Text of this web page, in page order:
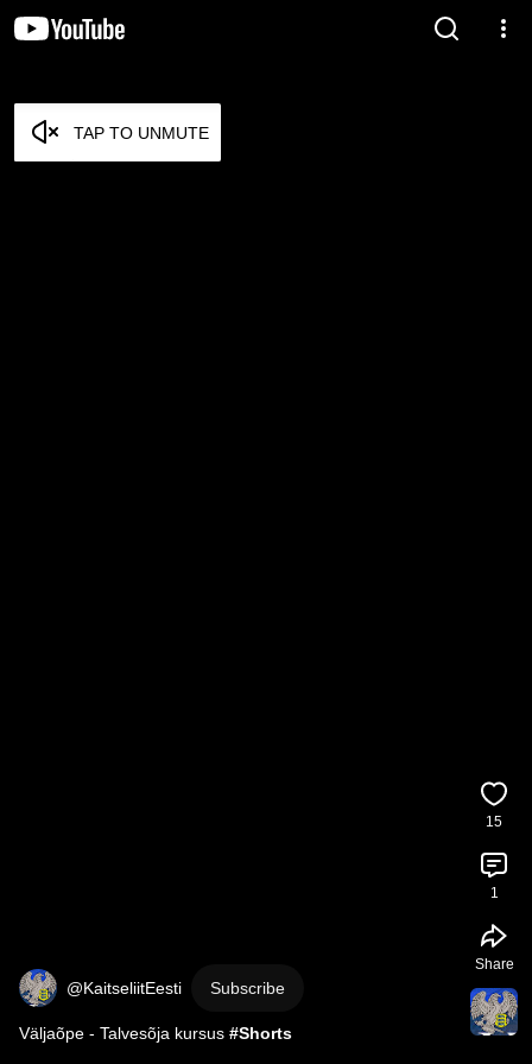
TAP TO UNMUTE
@KaitseliitEesti Subscribe
Väljaõpe - Talvesõja kursus #Shorts
15
1
Share